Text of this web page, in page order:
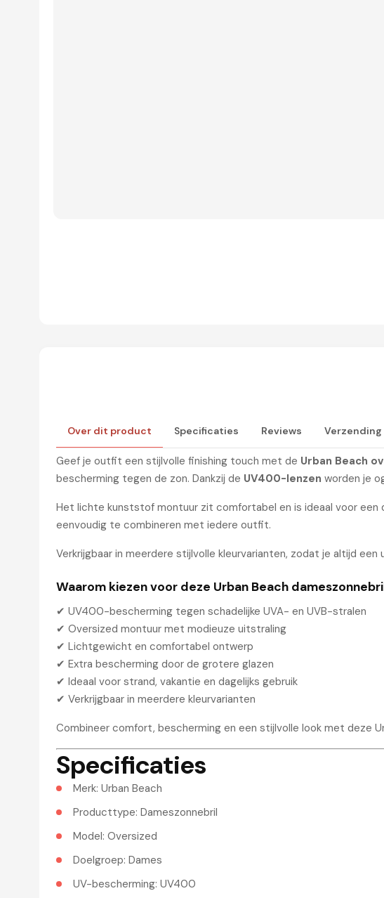
Over dit product Specificaties Reviews Verzending
URBAN BEACH OVERSIZED DAMESZONNEBRIL MET UV400-
Geef je outfit een stijlvolle finishing touch met de Urban Beach
bescherming tegen de zon. Dankzij de UV400-lenzen worden je
Het lichte kunststof montuur zit comfortabel en is ideaal voor een
eenvoudig te combineren met iedere outfit.
Verkrijgbaar in meerdere stijlvolle kleurvarianten, zodat je altijd
Waarom kiezen voor deze Urban Beach
✔ UV400-bescherming tegen schadelijke UVA- en UVB-stralen
✔ Oversized montuur met modieuze uitstraling
✔ Lichtgewicht en comfortabel ontwerp
✔ Extra bescherming door de grotere glazen
✔ Ideaal voor strand, vakantie en dagelijks gebruik
✔ Verkrijgbaar in meerdere kleurvarianten
Combineer comfort, bescherming en een stijlvolle look met deze
Specificaties
Merk: Urban Beach
Producttype: Dameszonnebril
Model: Oversized
Doelgroep: Dames
UV-bescherming: UV400